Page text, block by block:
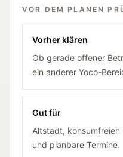
VOR DEM PLANEN
Vorher klären
Ob gerade offener
ein anderer Yoco-
Gut für
Altstadt,
und planbare Termine.